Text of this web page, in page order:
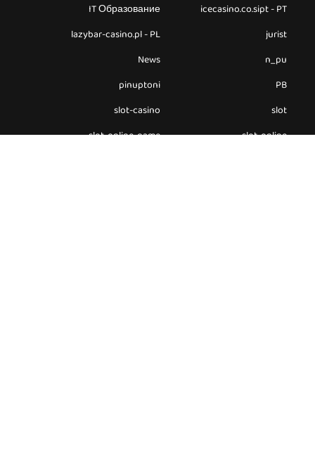
icecasino.co.sipt - PT
IT Образование
jurist
lazybar-casino.pl - PL
n_pu
News
PB
pinuptoni
slot
slot-casino
slot-online
slot-online-game